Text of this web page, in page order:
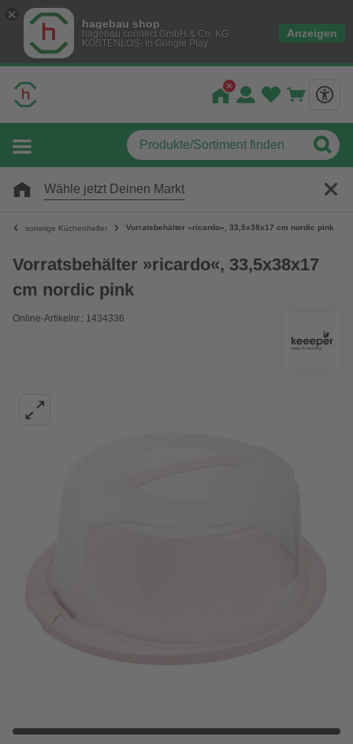
hagebau shop
hagebau connect GmbH & Co. KG
KOSTENLOS- In Google Play
Anzeigen
Wähle jetzt Deinen Markt
sonstige Küchenhelfer Vorratsbehälter »ricardo«, 33,5x38x17 cm nordic pink
Vorratsbehälter »ricardo«, 33,5x38x17
cm nordic pink
Online-Artikelnr.: 1434336